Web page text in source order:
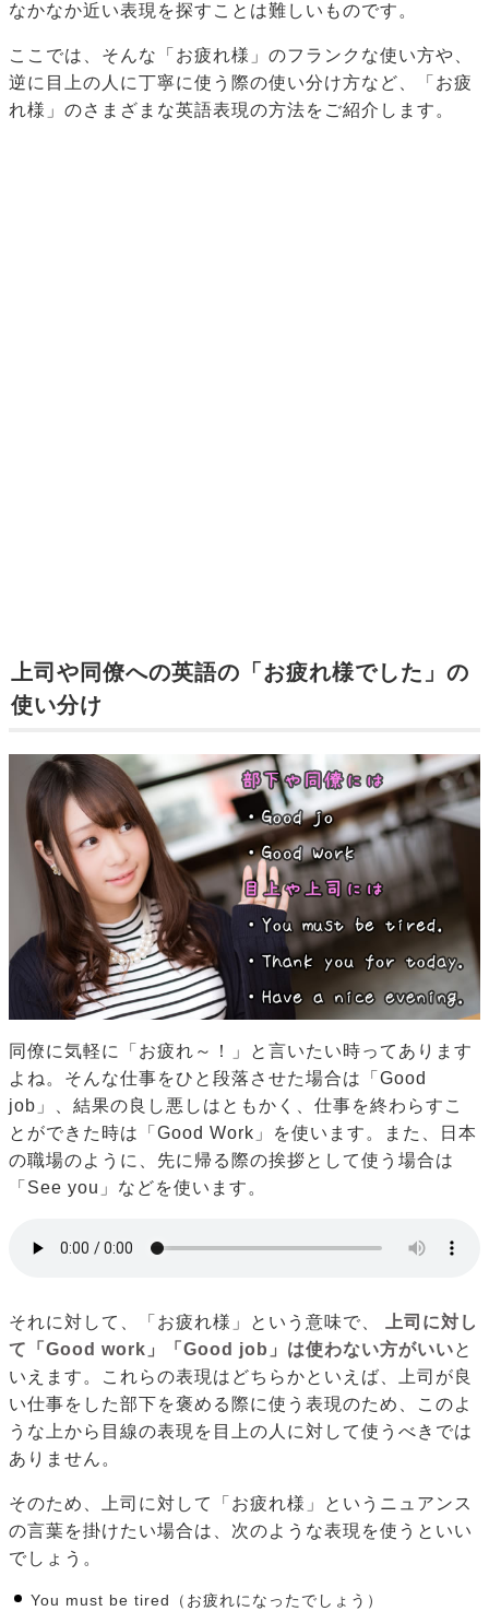
なかなか近い表現を探すことは難しいものです。
ここでは、そんな「お疲れ様」のフランクな使い方や、
逆に目上の人に丁寧に使う際の使い分け方など、「お疲
れ様」のさまざまな英語表現の方法をご紹介します。
上司や同僚への英語の「お疲れ様でした」の
使い分け
同僚に気軽に「お疲れ～！」と言いたい時ってあります
よね。そんな仕事をひと段落させた場合は「Good
job」、結果の良し悪しはともかく、仕事を終わらすこ
とができた時は「Good Work」を使います。また、日本
の職場のように、先に帰る際の挨拶として使う場合は
「See you」などを使います。
それに対して、「お疲れ様」という意味で、
上司に対し
て「Good work」「Good job」は使わない方がいいと
いえます。これらの表現はどちらかといえば、上司が良
い仕事をした部下を褒める際に使う表現のため、このよ
うな上から目線の表現を目上の人に対して使うべきでは
ありません。
そのため、上司に対して「お疲れ様」というニュアンス
の言葉を掛けたい場合は、次のような表現を使うといい
でしょう。
You must be tired（お疲れになったでしょう）